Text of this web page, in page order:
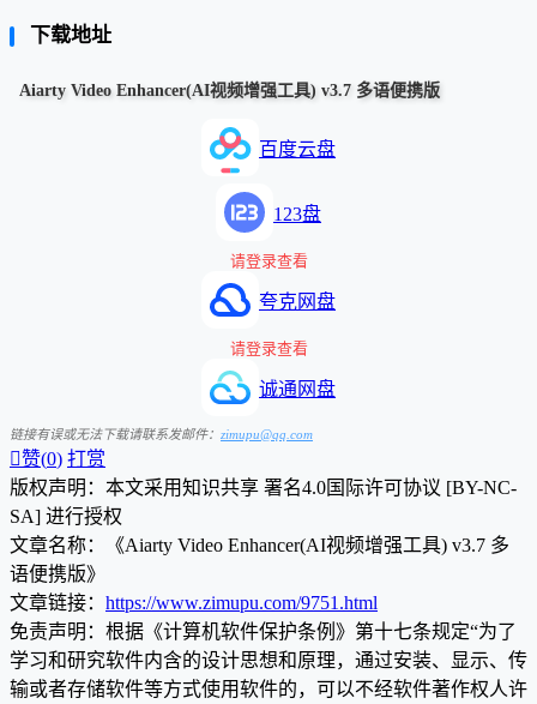
下载地址
Aiarty Video Enhancer(AI视频增强工具) v3.7 多语便携版
百度云盘
123盘
请登录查看
夸克网盘
请登录查看
诚通网盘
链接有误或无法下载请联系发邮件： zimupu@qq.com
赞(0) 打赏
版权声明：本文采用知识共享 署名4.0国际许可协议 [BY-NC-
SA] 进行授权
文章名称：《Aiarty Video Enhancer(AI视频增强工具) v3.7 多
语便携版》
文章链接： https://www.zimupu.com/9751.html
免责声明：根据《计算机软件保护条例》第十七条规定“为了
学习和研究软件内含的设计思想和原理，通过安装、显示、传
输或者存储软件等方式使用软件的，可以不经软件著作权人许